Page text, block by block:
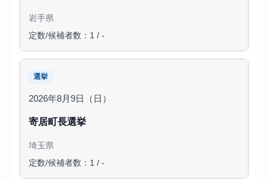
岩手県
定数/候補者数：1 / -
選挙
2026年8月9日（日）
寄居町長選挙
埼玉県
定数/候補者数：1 / -